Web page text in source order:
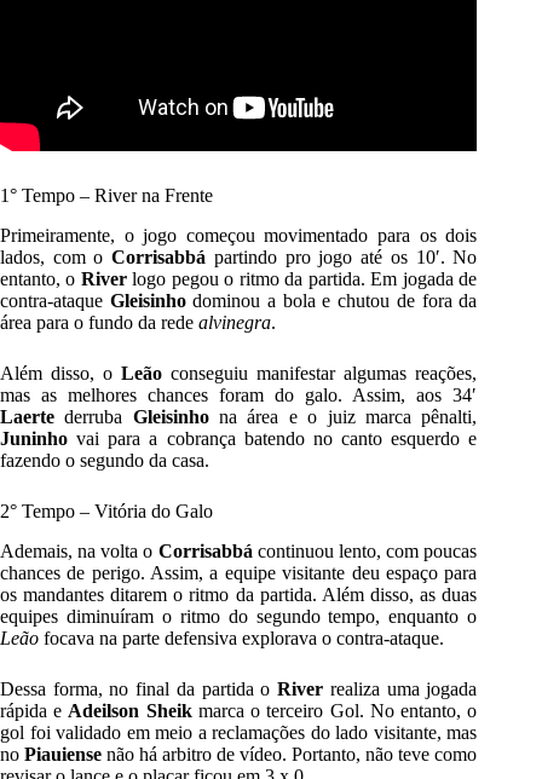
1° Tempo – River na Frente
Primeiramente, o jogo começou movimentado para os dois
lados, com oCorrisabbá partindo pro jogo até os 10′. No
entanto, o Riverlogo pegou o ritmo da partida. Em jogada de
contra-ataque Gleisinhodominou a bola e chutou de fora da
área para o fundo da rede alvinegra.
Além disso, oLeão conseguiu manifestar algumas reações,
mas as melhores chances foram do galo. Assim, aos 34′
Laerte derruba Gleisinhona área e o juiz marca pênalti,
Juninho vai para a cobrança batendo no canto esquerdo e
fazendo o segundo da casa.
2° Tempo – Vitória do Galo
Ademais, na volta o Corrisabbá continuou lento, com poucas
chances de perigo. Assim, a equipe visitante deu espaço para
os mandantes ditarem o ritmo da partida. Além disso, as duas
equipes diminuíram o ritmo do segundo tempo, enquanto o
Leão focava na parte defensiva explorava o contra-ataque.
Dessa forma, no final da partida oRiver realiza uma jogada
rápida e Adeilson Sheikmarca o terceiro Gol. No entanto, o
gol foi validado em meio a reclamações do lado visitante, mas
noPiauiense não há arbitro de vídeo. Portanto, não teve como